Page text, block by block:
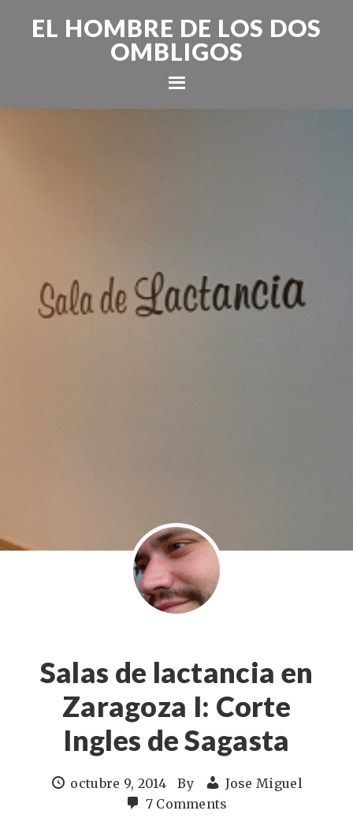
EL HOMBRE DE LOS DOS
OMBLIGOS
Salas de lactancia en
Zaragoza I: Corte
Ingles de Sagasta
octubre 9, 2014 By
Jose Miguel
7 Comments